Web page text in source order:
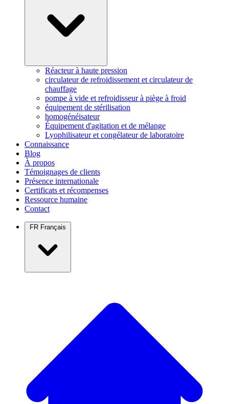
Réacteur à haute pression
circulateur de refroidissement et circulateur de
chauffage
pompe à vide et refroidisseur à piège à froid
équipement de stérilisation
homogénéisateur
Équipement d'agitation et de mélange
Lyophilisateur et congélateur de laboratoire
Connaissance
Blog
À propos
Témoignages de clients
Présence internationale
Certificats et récompenses
Ressource humaine
Contact
FR Français